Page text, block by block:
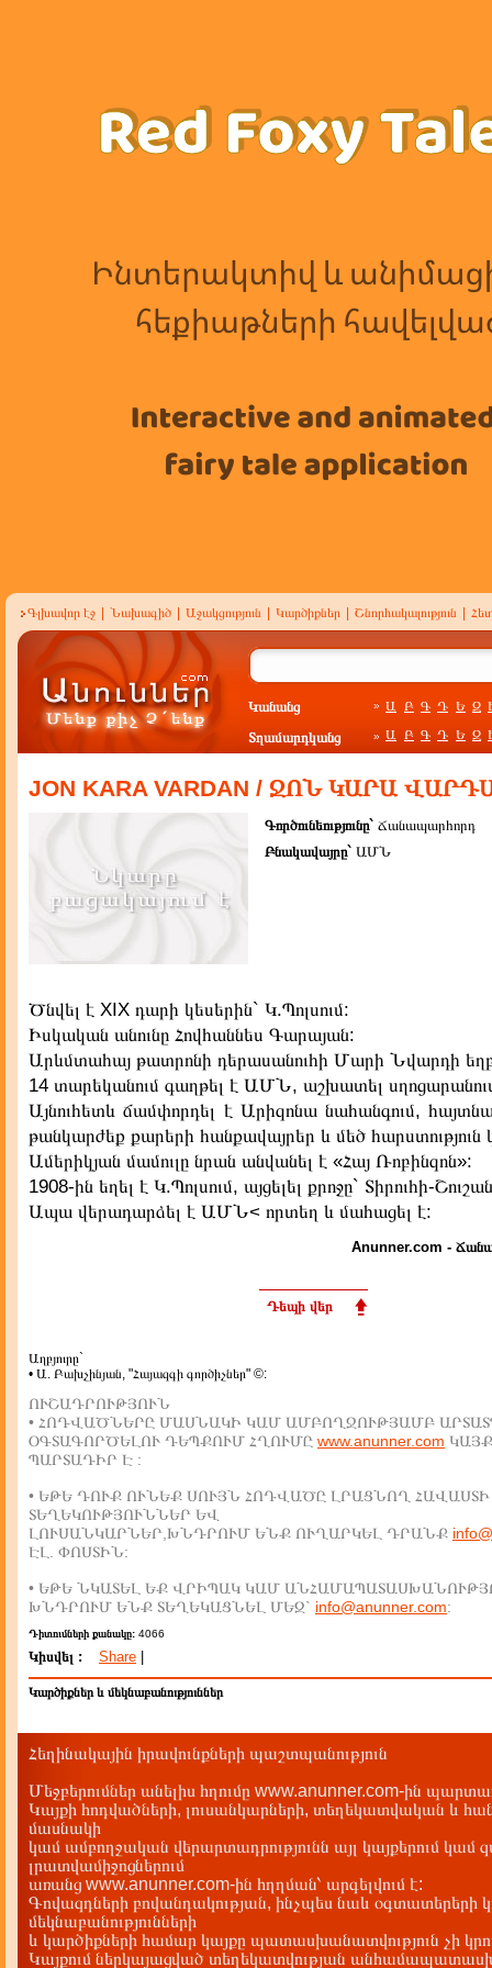
Գլխավոր էջ Նախագիծ Աջակցություն Կարծիքներ Շնորհակալություն
Կանանց » Ա Բ Գ Դ Ե Զ
Տղամարդկանց » Ա Բ Գ Դ Ե Զ
JON KARA VARDAN / ՋՈՆ ԿԱՐԱ
Գործունեությունը` Ճանապարհորդ
Բնակավայրը` ԱՄՆ
Ծնվել է XIX դարի կեսերին` Կ.Պոլսում:
Իսկական անունը Հովհաննես Գարայան:
Արևմտահայ թատրոնի դերասանուհի Մարի Նվարդի
14 տարեկանում գաղթել է ԱՄՆ, աշխատել
Այնուհետև ճամփորդել է Արիզոնա նահանգում,
թանկարժեք քարերի հանքավայրեր և մեծ հարստություն
Ամերիկյան մամուլը նրան անվանել է «Հայ Ռոբինզոն»:
1908-ին եղել է Կ.Պոլսում, այցելել քրոջը` Տիրուհի-
Ապա վերադարձել է ԱՄՆ< որտեղ և մահացել է:
Anunner.com -
Դեպի վեր
Աղբյուրը`
• Ա. Բախչինյան, "Հայազգի գործիչներ" ©:
ՈՒՇԱԴՐՈՒԹՅՈՒՆ
• ՀՈԴՎԱԾՆԵՐԸ ՄԱՍՆԱԿԻ ԿԱՄ ԱՄԲՈՂՋՈՒԹՅԱՄԲ
ՕԳՏԱԳՈՐԾԵԼՈՒ ԴԵՊՔՈՒՄ ՀՂՈՒՄԸ www.anunner.com
ՊԱՐՏԱԴԻՐ Է :
• ԵԹԵ ԴՈՒՔ ՈՒՆԵՔ ՍՈՒՅՆ ՀՈԴՎԱԾԸ ԼՐԱՑՆՈՂ ՀԱՎԱՍՏԻ
ՏԵՂԵԿՈՒԹՅՈՒՆՆԵՐ ԵՎ
ԼՈՒՍԱՆԿԱՐՆԵՐ,ԽՆԴՐՈՒՄ ԵՆՔ ՈՒՂԱՐԿԵԼ ԴՐԱՆՔ
ԷԼ. ՓՈՍՏԻՆ:
• ԵԹԵ ՆԿԱՏԵԼ ԵՔ ՎՐԻՊԱԿ ԿԱՄ
ԽՆԴՐՈՒՄ ԵՆՔ ՏԵՂԵԿԱՑՆԵԼ ՄԵԶ` info@anunner.com:
Դիտումների քանակը: 4066
Կիսվել : Share
Կարծիքներ և մեկնաբանություններ
Հեղինակային իրավունքների պաշտպանություն
Մեջբերումներ անելիս հղումը www.anunner.com-ին
Կայքի հոդվածների, լուսանկարների, տեղեկատվական և
մասնակի
կամ ամբողջական վերարտադրությունն այլ կայքերում կամ
լրատվամիջոցներում
առանց www.anunner.com-ին հղղման՝ արգելվում է:
Գովազդների բովանդակության, ինչպես նաև օգտատերերի
մեկնաբանությունների
և կարծիքների համար կայքը պատասխանատվություն չի
Կայքում ներկայացված տեղեկատվության